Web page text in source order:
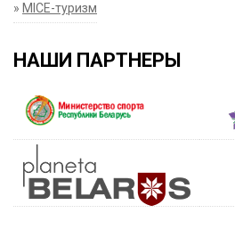
» MICE-туризм
НАШИ ПАРТНЕРЫ